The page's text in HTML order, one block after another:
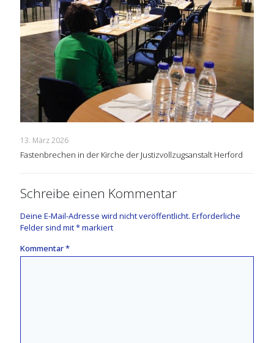
13. März 2026
Fastenbrechen in der Kirche der Justizvollzugsanstalt Herford
Schreibe einen Kommentar
Deine E-Mail-Adresse wird nicht veröffentlicht. Erforderliche
Felder sind mit*markiert
Kommentar*